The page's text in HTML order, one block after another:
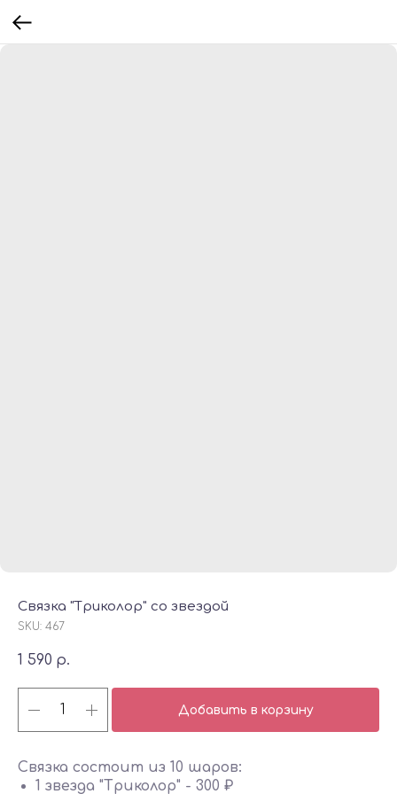
Связка "Триколор" со звездой
SKU: 467
1 590 р.
Добавить в корзину
Связка состоит из 10 шаров:
1 звезда "Триколор" - 300 ₽